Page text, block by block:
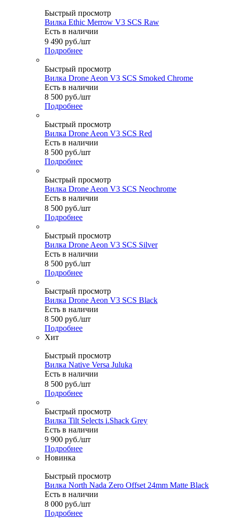
Быстрый просмотр
Вилка Ethic Merrow V3 SCS Raw
Есть в наличии
9 490 руб./шт
Подробнее
Быстрый просмотр
Вилка Drone Aeon V3 SCS Smoked Chrome
Есть в наличии
8 500 руб./шт
Подробнее
Быстрый просмотр
Вилка Drone Aeon V3 SCS Red
Есть в наличии
8 500 руб./шт
Подробнее
Быстрый просмотр
Вилка Drone Aeon V3 SCS Neochrome
Есть в наличии
8 500 руб./шт
Подробнее
Быстрый просмотр
Вилка Drone Aeon V3 SCS Silver
Есть в наличии
8 500 руб./шт
Подробнее
Быстрый просмотр
Вилка Drone Aeon V3 SCS Black
Есть в наличии
8 500 руб./шт
Подробнее
Хит
Быстрый просмотр
Вилка Native Versa Juluka
Есть в наличии
8 500 руб./шт
Подробнее
Быстрый просмотр
Вилка Tilt Selects i.Shack Grey
Есть в наличии
9 900 руб./шт
Подробнее
Новинка
Быстрый просмотр
Вилка North Nada Zero Offset 24mm Matte Black
Есть в наличии
8 000 руб./шт
Подробнее